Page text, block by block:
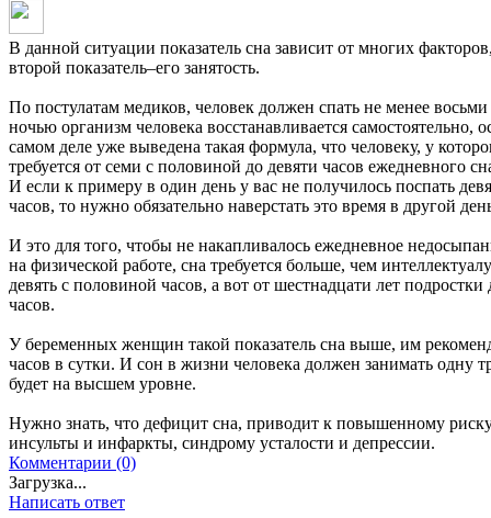
В данной ситуации показатель сна зависит от многих
второй показатель–его занятость.
По постулатам медиков, человек должен спать не менее
ночью организм человека восстанавливается самостоятельно,
самом деле уже выведена такая формула, что человеку, у
требуется от семи с половиной до девяти часов ежедневного
И если к примеру в один день у вас не получилось поспать
часов, то нужно обязательно наверстать это время в другой
И это для того, чтобы не накапливалось ежедневное
на физической работе, сна требуется больше, чем
девять с половиной часов, а вот от шестнадцати лет
часов.
У беременных женщин такой показатель сна выше, им
часов в сутки. И сон в жизни человека должен занимать одну
будет на высшем уровне.
Нужно знать, что дефицит сна, приводит к повышенному
инсульты и инфаркты, синдрому усталости и депрессии.
Комментарии (0)
Загрузка...
Написать ответ